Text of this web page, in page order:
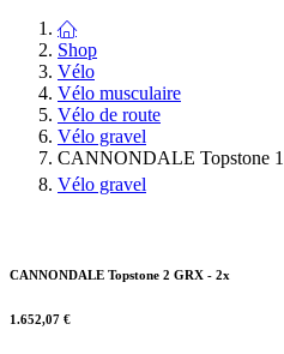
Shop
Vélo
Vélo musculaire
Vélo de route
Vélo gravel
CANNONDALE Topstone 1
Vélo gravel
CANNONDALE Topstone 2 GRX - 2x
1.652,07 €